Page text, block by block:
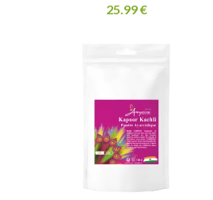
25.99€